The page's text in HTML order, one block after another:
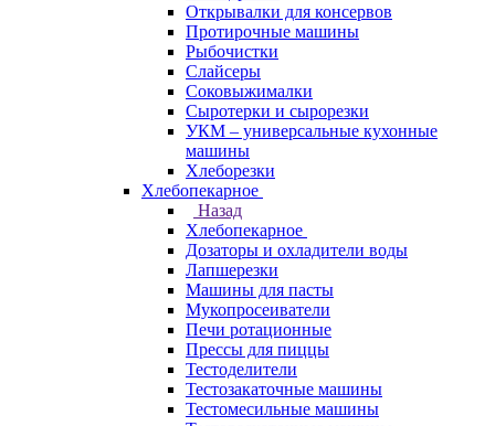
Открывалки для консервов
Протирочные машины
Рыбочистки
Слайсеры
Соковыжималки
Сыротерки и сырорезки
УКМ – универсальные кухонные
машины
Хлеборезки
Хлебопекарное
Назад
Хлебопекарное
Дозаторы и охладители воды
Лапшерезки
Машины для пасты
Мукопросеиватели
Печи ротационные
Прессы для пиццы
Тестоделители
Тестозакаточные машины
Тестомесильные машины